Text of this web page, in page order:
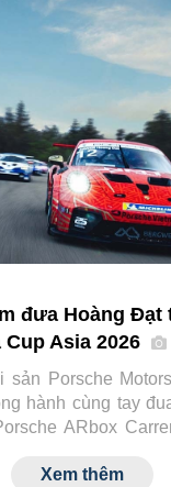
thương hiệu Đức.
đưa Hoàng Đạt
Asia 2026
sản Porsche
hành cùng tay
ARbox
đồng thời đánh
Xem thêm